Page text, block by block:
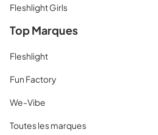
Fleshlight Girls
Top Marques
Fleshlight
Fun Factory
We-Vibe
Toutes les marques